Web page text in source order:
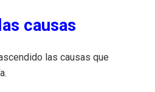
causas
las causas que